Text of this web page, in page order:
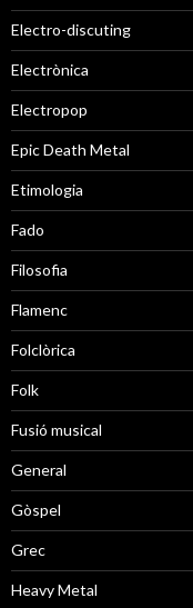
Electro-discuting
Electrònica
Electropop
Epic Death Metal
Etimologia
Fado
Filosofia
Flamenc
Folclòrica
Folk
Fusió musical
General
Gòspel
Grec
Heavy Metal